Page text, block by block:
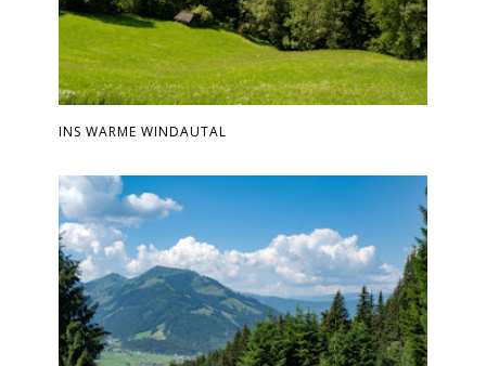
INS WARME WINDAUTAL